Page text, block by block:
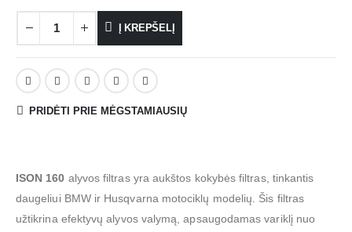
Į KREPŠELĮ
PRIDĖTI PRIE MĖGSTAMIAUSIŲ
ISON 160 alyvos filtras yra aukštos kokybės filtras, tinkantis
daugeliui BMW ir Husqvarna motociklų modelių. Šis filtras
užtikrina efektyvų alyvos valymą, apsaugodamas variklį nuo